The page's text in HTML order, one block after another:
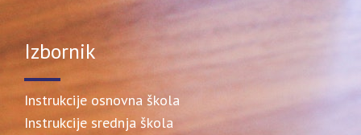
Izbornik
Instrukcije osnovna škola
Instrukcije srednja škola